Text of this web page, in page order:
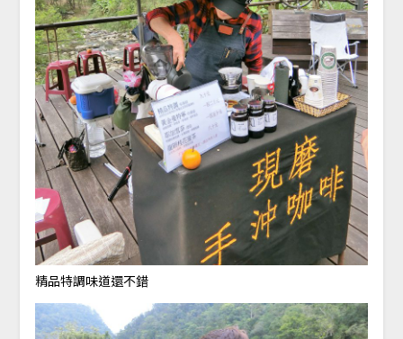
精品特調味道還不錯